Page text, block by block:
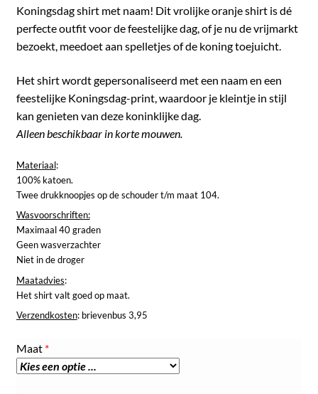
Koningsdag shirt met naam! Dit vrolijke oranje shirt is dé
perfecte outfit voor de feestelijke dag, of je nu de vrijmarkt
bezoekt, meedoet aan spelletjes of de koning toejuicht.
Het shirt wordt gepersonaliseerd met een naam en een
feestelijke Koningsdag-print, waardoor je kleintje in stijl
kan genieten van deze koninklijke dag.
Alleen beschikbaar in korte mouwen.
Materiaal:
100% katoen.
Twee drukknoopjes op de schouder t/m maat 104.
Wasvoorschriften:
Maximaal 40 graden
Geen wasverzachter
Niet in de droger
Maatadvies:
Het shirt valt goed op maat.
Verzendkosten: brievenbus 3,95
Maat *